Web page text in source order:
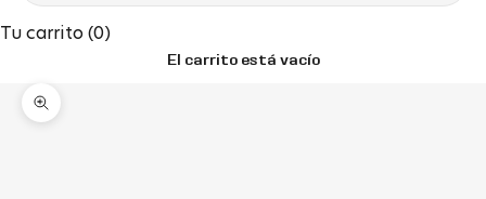
Tu carrito (0)
El carrito está vacío
Zoom